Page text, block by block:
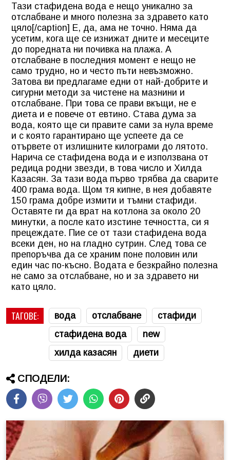
Тази стафидена вода е нещо уникално за
отслабване и много полезна за здравето като
цяло[/caption] Е, да, ама не точно. Няма да
усетим, кога ще се изнижат дните и месеците
до поредната ни почивка на плажа. А
отслабване в последния момент е нещо не
само трудно, но и често пъти невъзможно.
Затова ви предлагаме едни от най-добрите и
сигурни методи за чистене на мазнини и
отслабване. При това се прави вкъщи, не е
диета и е повече от евтино. Става дума за
вода, която ще си правите сами за нула време
и с която гарантирано ще успеете да се
отървете от излишните килограми до лятото.
Нарича се стафидена вода и е използвана от
редица родни звезди, в това число и Хилда
Казасян. За тази вода първо трябва да сварите
400 грама вода. Щом тя кипне, в нея добавяте
150 грама добре измити и тъмни стафиди.
Оставяте ги да врат на котлона за около 20
минутки, а после като изстине течността, си я
прецеждате. Пие се от тази стафидена вода
всеки ден, но на гладно сутрин. След това се
препоръчва да се храним поне половин или
един час по-късно. Водата е безкрайно полезна
не само за отслабване, но и за здравето ни
като цяло.
ТАГОВЕ: вода отслабване
стафиди
стафидена вода
new
хилда казасян
диети
СПОДЕЛИ: